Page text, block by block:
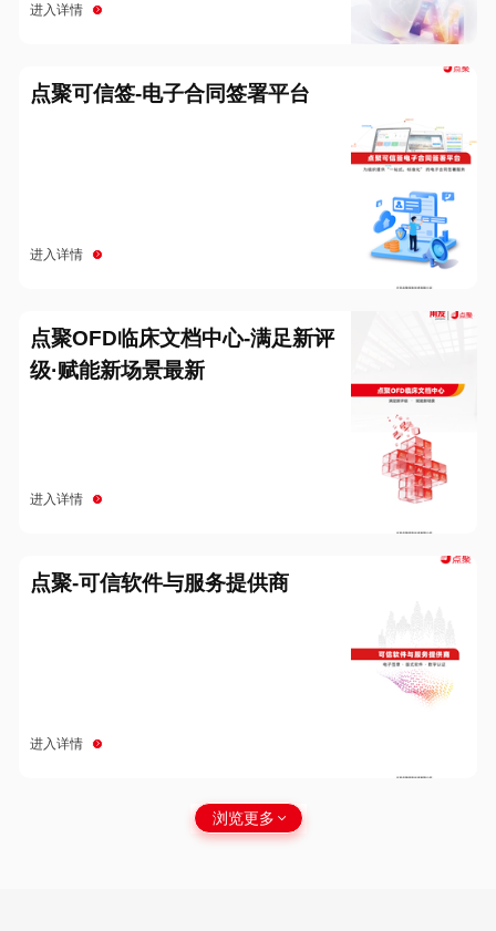
进入详情
点聚可信签-电子合同签署平台
进入详情
点聚OFD临床文档中心-满足新评
级·赋能新场景最新
进入详情
点聚-可信软件与服务提供商
进入详情
浏览更多